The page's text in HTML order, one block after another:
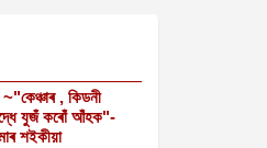
, কিডনী
যুজঁ কৰোঁ আঁহক‌"-
শইকীয়া